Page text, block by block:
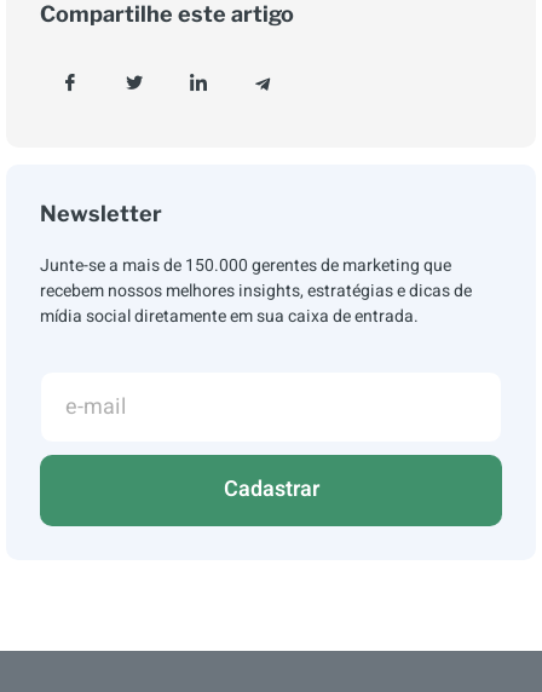
Compartilhe este artigo
Newsletter
Junte-se a mais de 150.000 gerentes de marketing que
recebem nossos melhores insights, estratégias e dicas de
mídia social diretamente em sua caixa de entrada.
Cadastrar